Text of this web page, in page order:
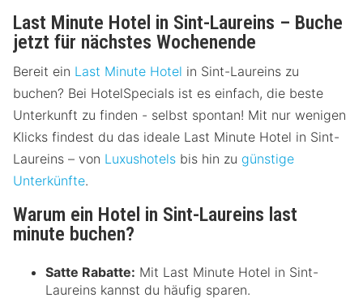
Last Minute Hotel in Sint-Laureins – Buche
jetzt für nächstes Wochenende
Bereit ein Last Minute Hotel in Sint-Laureins zu
buchen? Bei HotelSpecials ist es einfach, die beste
Unterkunft zu finden - selbst spontan! Mit nur wenigen
Klicks findest du das ideale Last Minute Hotel in Sint-
Laureins – von Luxushotels bis hin zu günstige
Unterkünfte.
Warum ein Hotel in Sint-Laureins last
minute buchen?
Satte Rabatte: Mit Last Minute Hotel in Sint-
Laureins kannst du häufig sparen.